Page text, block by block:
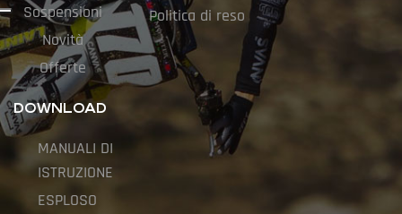
Sospensioni
Novità
Offerte
Politica di reso
DOWNLOAD
MANUALI DI
ISTRUZIONE
ESPLOSO